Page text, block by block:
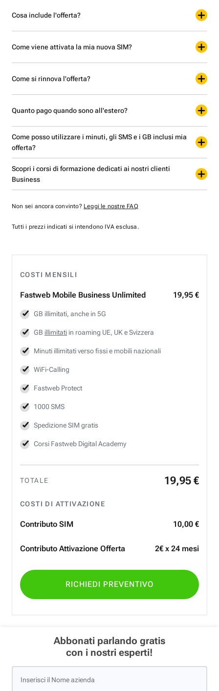
COSTI MENSILI
Fastweb Mobile Business Unlimited 19,95 €
GB illimitati, anche in 5G
GB illimitati in roaming UE, UK e Svizzera
Minuti illimitati verso fissi e mobili nazionali
WiFi-Calling
Fastweb Protect
1000 SMS
Spedizione SIM gratis
Corsi Fastweb Digital Academy
TOTALE 19,95 €
COSTI DI ATTIVAZIONE
Contributo SIM 10,00 €
Contributo Attivazione Offerta 2€ x 24 mesi
RICHIEDI PREVENTIVO
Cosa include l'offerta?
Come viene attivata la mia nuova SIM?
Come si rinnova l'offerta?
Quanto pago quando sono all'estero?
Come posso utilizzare i minuti, gli SMS e i GB inclusi mia
offerta?
Scopri i corsi di formazione dedicati ai nostri clienti
Business
Non sei ancora convinto? Leggi le nostre FAQ
Tutti i prezzi indicati si intendono IVA esclusa.
Abbonati parlando gratis
con i nostri esperti!
Inserisci il Nome azienda